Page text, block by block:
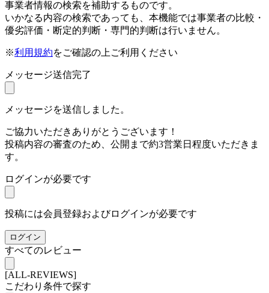
事業者情報の検索を補助するものです。
いかなる内容の検索であっても、本機能では事業者の比較・
優劣評価・断定的判断・専門的判断は行いません。
※利用規約をご確認の上ご利用ください
メッセージ送信完了
メッセージを送信しました。
ご協力いただきありがとうございます！
投稿内容の審査のため、公開まで約3営業日程度いただきま
す。
ログインが必要です
投稿には会員登録およびログインが必要です
ログイン
すべてのレビュー
[ALL-REVIEWS]
こだわり条件で探す